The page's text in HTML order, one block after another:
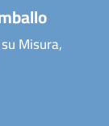
Misura,